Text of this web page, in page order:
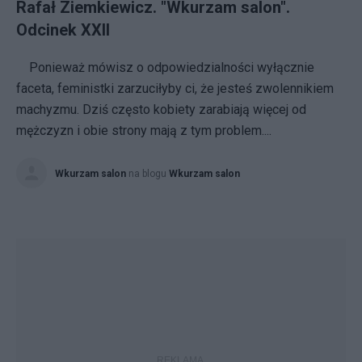
Rafał Ziemkiewicz. "Wkurzam salon".
Odcinek XXII
Ponieważ mówisz o odpowiedzialności wyłącznie
faceta, feministki zarzuciłyby ci, że jesteś zwolennikiem
machyzmu. Dziś często kobiety zarabiają więcej od
mężczyzn i obie strony mają z tym problem....
Wkurzam salon na blogu Wkurzam salon